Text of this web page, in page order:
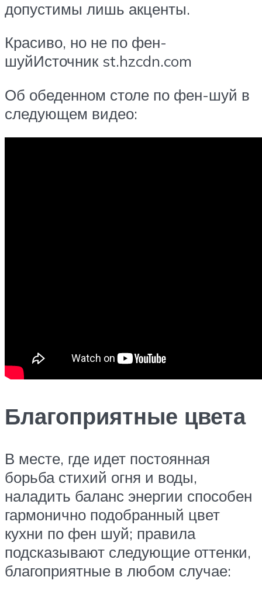
допустимы лишь акценты.
Красиво, но не по фен-
шуйИсточник st.hzcdn.com
Об обеденном столе по фен-шуй в
следующем видео:
Благоприятные цвета
В месте, где идет постоянная
борьба стихий огня и воды,
наладить баланс энергии способен
гармонично подобранный цвет
кухни по фен шуй; правила
подсказывают следующие оттенки,
благоприятные в любом случае: